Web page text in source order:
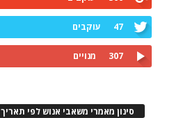
47 עוקבים
307 מנויים
סינון מאמרי משאבי אנוש לפי תאריך